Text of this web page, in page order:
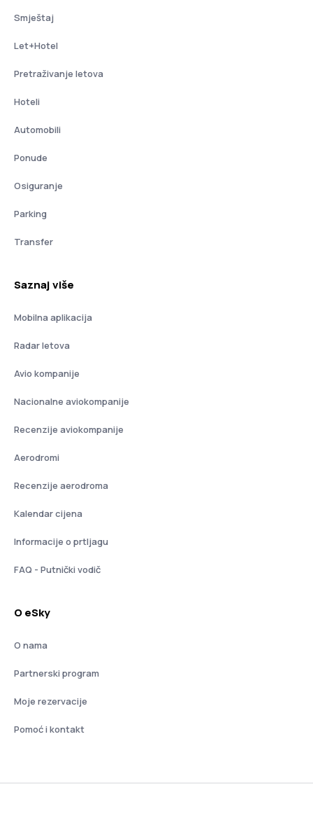
Smještaj
Let+Hotel
Pretraživanje letova
Hoteli
Automobili
Ponude
Osiguranje
Parking
Transfer
Saznaj više
Mobilna aplikacija
Radar letova
Avio kompanije
Nacionalne aviokompanije
Recenzije aviokompanije
Aerodromi
Recenzije aerodroma
Kalendar cijena
Informacije o prtljagu
FAQ - Putnički vodič
O eSky
O nama
Partnerski program
Moje rezervacije
Pomoć i kontakt